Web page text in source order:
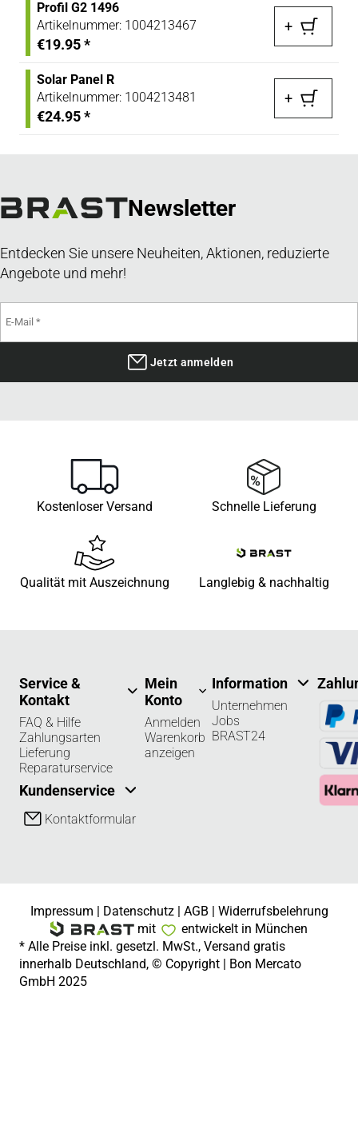
Profil G2 1496
Artikelnummer: 1004213467
€19.95*
+
Solar Panel R
Artikelnummer: 1004213481
€24.95*
+
Newsletter
Entdecken Sie unsere Neuheiten, Aktionen, reduzierte
Angebote und mehr!
Jetzt anmelden
Kostenloser Versand Schnelle Lieferung
Qualität mit Auszeichnung Langlebig & nachhaltig
Service &
Kontakt
FAQ & Hilfe
Zahlungsarten
Lieferung
Reparaturservice
Kundenservice
Kontaktformular
Mein
Konto
Anmelden
Warenkorb
anzeigen
Information
Unternehmen
Jobs
BRAST24
Impressum | Datenschutz| AGB | Widerrufsbelehrung
mit
entwickelt in München
* Alle Preise inkl. gesetzl. MwSt., Versand gratis
innerhalb Deutschland, © Copyright | Bon Mercato
GmbH 2025